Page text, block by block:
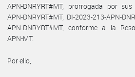
APN-DNRYRT#MT, prorrogada por
APN-DNRYRT#MT, DI-2023-213-APN-
APN-DNRYRT#MT, conforme a la
APN-MT.
Por ello,